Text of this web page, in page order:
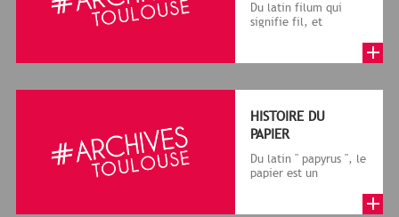
Du latin filum qui
signifie fil, et
le cadre de la f...
HISTOIRE DU
PAPIER
Du latin " papyrus ", le
papier est un